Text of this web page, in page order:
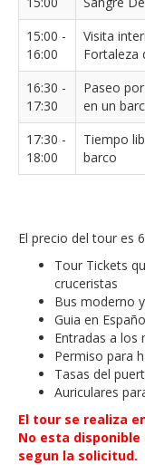
15:00 -
16:00
Visita
Fortaleza
16:30 -
17:30
Paseo
en un
17:30 -
18:00
Tiempo
barco
El precio del tour es
Tour Tickets
cruceristas
Bus moderno
Guia en
Entradas a los
Permiso para
Tasas del
Auriculares
El tour se realiza
No esta
segun la solicitud.